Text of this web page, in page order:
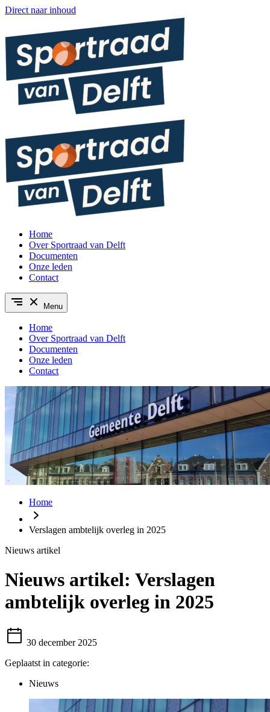
Direct naar inhoud
Home
Over Sportraad van Delft
Documenten
Onze leden
Contact
Menu
Home
Over Sportraad van Delft
Documenten
Onze leden
Contact
Home
Verslagen ambtelijk overleg in 2025
Nieuws artikel
Nieuws artikel: Verslagen
ambtelijk overleg in 2025
30 december 2025
Geplaatst in categorie:
Nieuws